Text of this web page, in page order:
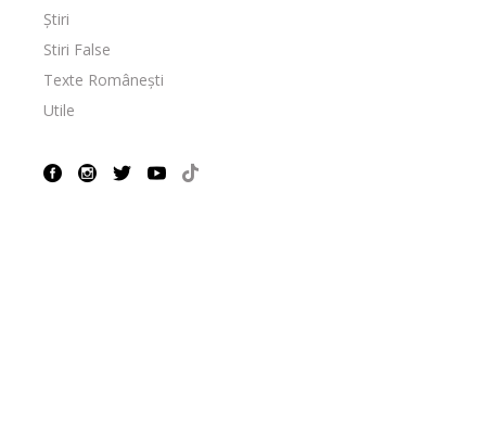
Știri
Stiri False
Texte Românești
Utile